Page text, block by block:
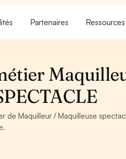
Partenaires Ressources
Maquilleur / Maquilleuse